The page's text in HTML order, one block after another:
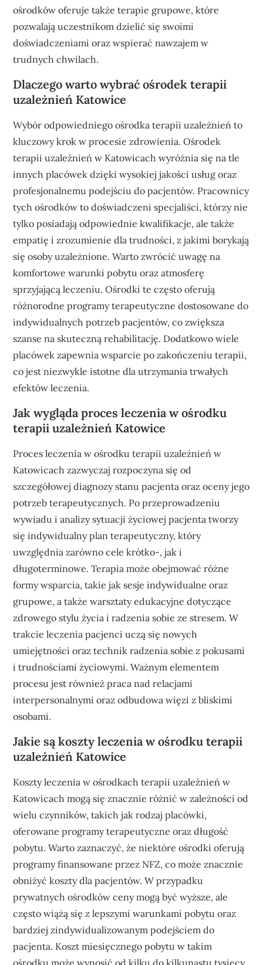
ośrodków oferuje także terapie grupowe, które
pozwalają uczestnikom dzielić się swoimi
doświadczeniami oraz wspierać nawzajem w
trudnych chwilach.
Dlaczego warto wybrać ośrodek terapii
uzależnień Katowice
Wybór odpowiedniego ośrodka terapii uzależnień to
kluczowy krok w procesie zdrowienia. Ośrodek
terapii uzależnień w Katowicach wyróżnia się na tle
innych placówek dzięki wysokiej jakości usług oraz
profesjonalnemu podejściu do pacjentów. Pracownicy
tych ośrodków to doświadczeni specjaliści, którzy nie
tylko posiadają odpowiednie kwalifikacje, ale także
empatię i zrozumienie dla trudności, z jakimi borykają
się osoby uzależnione. Warto zwrócić uwagę na
komfortowe warunki pobytu oraz atmosferę
sprzyjającą leczeniu. Ośrodki te często oferują
różnorodne programy terapeutyczne dostosowane do
indywidualnych potrzeb pacjentów, co zwiększa
szanse na skuteczną rehabilitację. Dodatkowo wiele
placówek zapewnia wsparcie po zakończeniu terapii,
co jest niezwykle istotne dla utrzymania trwałych
efektów leczenia.
Jak wygląda proces leczenia w ośrodku
terapii uzależnień Katowice
Proces leczenia w ośrodku terapii uzależnień w
Katowicach zazwyczaj rozpoczyna się od
szczegółowej diagnozy stanu pacjenta oraz oceny jego
potrzeb terapeutycznych. Po przeprowadzeniu
wywiadu i analizy sytuacji życiowej pacjenta tworzy
się indywidualny plan terapeutyczny, który
uwzględnia zarówno cele krótko-, jak i
długoterminowe. Terapia może obejmować różne
formy wsparcia, takie jak sesje indywidualne oraz
grupowe, a także warsztaty edukacyjne dotyczące
zdrowego stylu życia i radzenia sobie ze stresem. W
trakcie leczenia pacjenci uczą się nowych
umiejętności oraz technik radzenia sobie z pokusami
i trudnościami życiowymi. Ważnym elementem
procesu jest również praca nad relacjami
interpersonalnymi oraz odbudowa więzi z bliskimi
osobami.
Jakie są koszty leczenia w ośrodku terapii
uzależnień Katowice
Koszty leczenia w ośrodkach terapii uzależnień w
Katowicach mogą się znacznie różnić w zależności od
wielu czynników, takich jak rodzaj placówki,
oferowane programy terapeutyczne oraz długość
pobytu. Warto zaznaczyć, że niektóre ośrodki oferują
programy finansowane przez NFZ, co może znacznie
obniżyć koszty dla pacjentów. W przypadku
prywatnych ośrodków ceny mogą być wyższe, ale
często wiążą się z lepszymi warunkami pobytu oraz
bardziej zindywidualizowanym podejściem do
pacjenta. Koszt miesięcznego pobytu w takim
ośrodku może wynosić od kilku do kilkunastu tysięcy